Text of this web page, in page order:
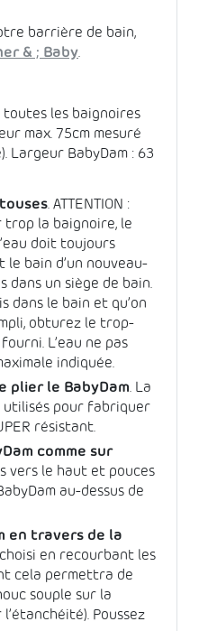
barrière de bain,
& ; Baby.
toutes les baignoires
max. 75cm mesuré
Largeur BabyDam : 63
. ATTENTION :
la baignoire, le
doit toujours
bain d’un nouveau-
dans un siège de bain.
dans le bain et qu’on
obturez le trop-
L’eau ne pas
indiquée.
plier le BabyDam. La
pour fabriquer
résistant.
comme sur
vers le haut et pouces
au-dessus de
en travers de la
en recourbant les
cela permettra de
souple sur la
Poussez